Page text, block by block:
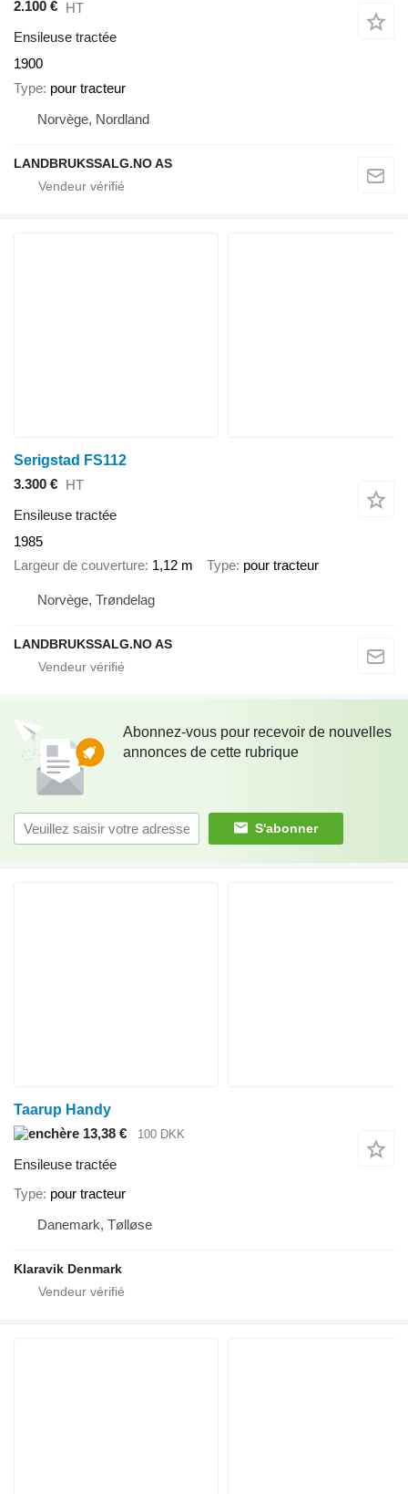
2.100 € HT
Ensileuse tractée
1900
Type pour tracteur
Norvège, Nordland
LANDBRUKSSALG.NO AS
Serigstad FS112
3.300 € HT
Ensileuse tractée
1985
Largeur de couverture 1,12 m Type pour tracteur
Norvège, Trøndelag
LANDBRUKSSALG.NO AS
Abonnez-vous pour recevoir de nouvelles
annonces de cette rubrique
S'abonner
Taarup Handy
13,38 €
100 DKK
Ensileuse tractée
Type pour tracteur
Danemark, Tølløse
Klaravik Denmark